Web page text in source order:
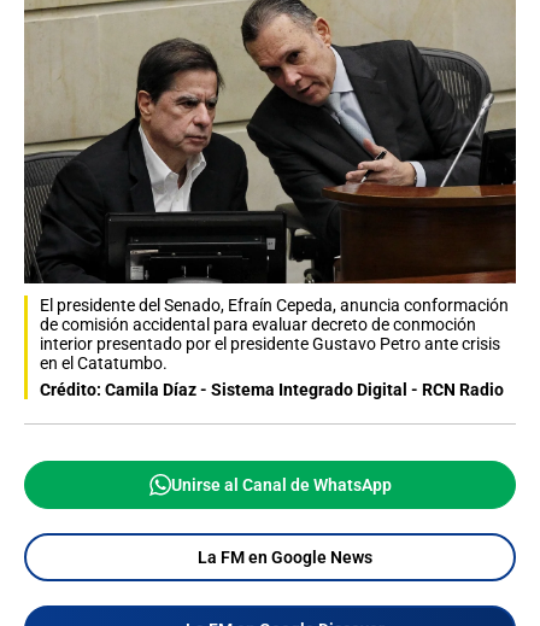
El presidente del Senado, Efraín Cepeda, anuncia conformación
de comisión accidental para evaluar decreto de conmoción
interior presentado por el presidente Gustavo Petro ante crisis
en el Catatumbo.
Crédito: Camila Díaz - Sistema Integrado Digital - RCN Radio
Unirse al Canal de WhatsApp
La FM en Google News